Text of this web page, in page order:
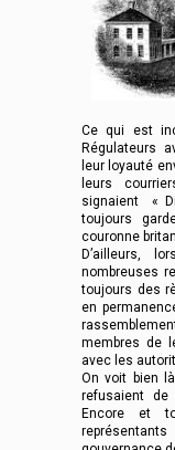
Ce qui est
Régulateurs
leur loyauté
leurs
signaient «
toujours
couronne
D’ailleurs,
nombreuses
toujours des
en
membres de
avec les
On voit bien
refusaient
Encore et